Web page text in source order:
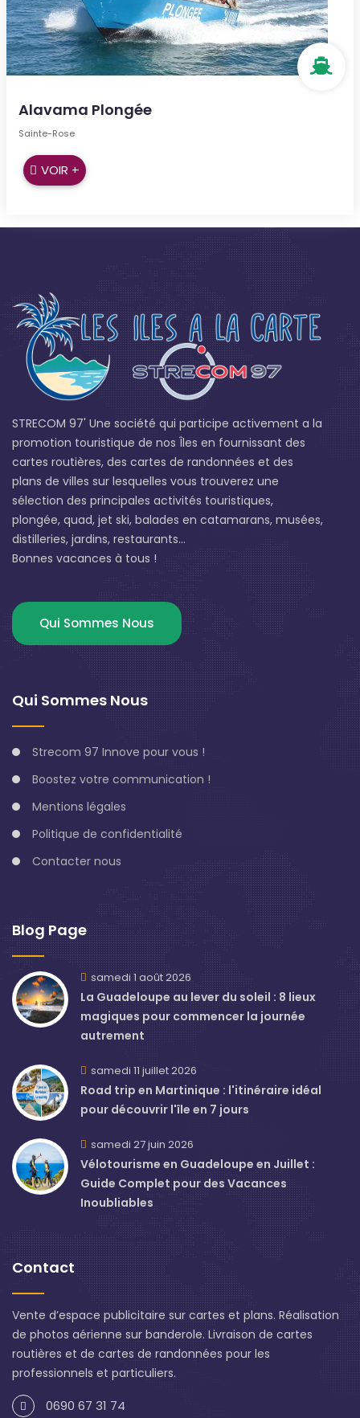
Alavama Plongée
Sainte-Rose
VOIR +
STRECOM 97' Une société qui participe activement a la
promotion touristique de nos Îles en fournissant des
cartes routières, des cartes de randonnées et des
plans de villes sur lesquelles vous trouverez une
sélection des principales activités touristiques,
plongée, quad, jet ski, balades en catamarans, musées,
distilleries, jardins, restaurants...
Bonnes vacances à tous !
Qui Sommes Nous
Qui Sommes Nous
Strecom 97 Innove pour vous !
Boostez votre communication !
Mentions légales
Politique de confidentialité
Contacter nous
Blog Page
samedi 1 août 2026
La Guadeloupe au lever du soleil : 8 lieux
magiques pour commencer la journée
autrement
samedi 11 juillet 2026
Road trip en Martinique : l'itinéraire idéal
pour découvrir l'île en 7 jours
samedi 27 juin 2026
Vélotourisme en Guadeloupe en Juillet :
Guide Complet pour des Vacances
Inoubliables
Contact
Vente d’espace publicitaire sur cartes et plans. Réalisation
de photos aérienne sur banderole. Livraison de cartes
routières et de cartes de randonnées pour les
professionnels et particuliers.
0690 67 31 74